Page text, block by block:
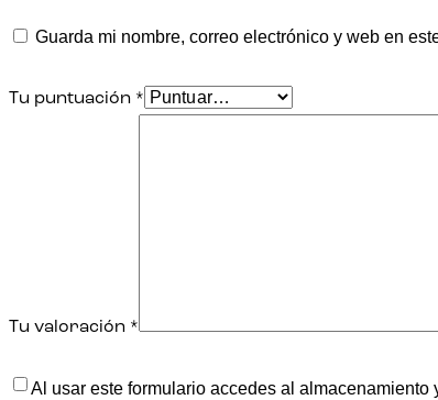
Guarda mi nombre, correo electrónico y web en
Tu puntuación *
Tu valoración *
Al usar este formulario accedes al almacenamiento